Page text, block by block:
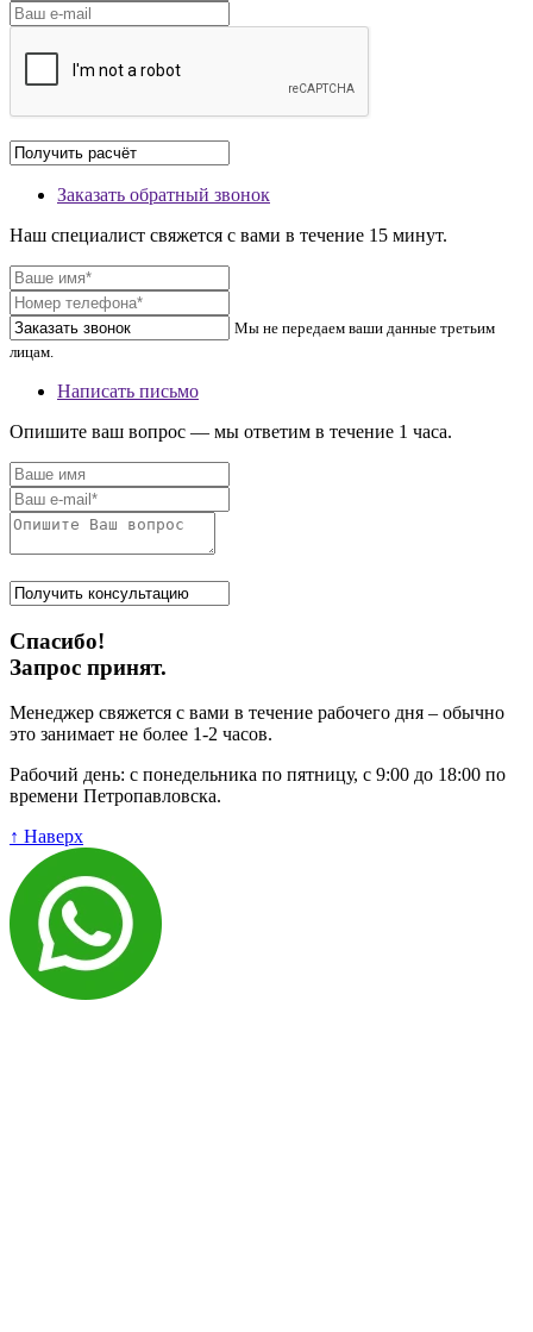
Заказать обратный звонок
Наш специалист свяжется с вами в течение 15 минут.
Мы не передаем ваши данные третьим
лицам.
Написать письмо
Опишите ваш вопрос — мы ответим в течение 1 часа.
Спасибо!
Запрос принят.
Менеджер свяжется с вами в течение рабочего дня – обычно
это занимает не более 1-2 часов.
Рабочий день: с понедельника по пятницу, с 9:00 до 18:00 по
времени Петропавловска.
↑ Наверх